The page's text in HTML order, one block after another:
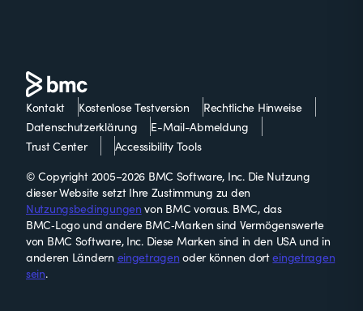
Kontakt Kostenlose Testversion
Rechtliche Hinweise
Datenschutzerklärung
E-Mail-Abmeldung
Trust Center
Accessibility Tools
© Copyright 2005–2026 BMC Software, Inc. Die Nutzung
dieser Website setzt Ihre Zustimmung zu den
Nutzungsbedingungen von BMC voraus. BMC, das
BMC‑Logo und andere BMC‑Marken sind Vermögenswerte
von BMC Software, Inc. Diese Marken sind in den USA und in
anderen Ländern eingetragen oder können dorteingetragen
sein.